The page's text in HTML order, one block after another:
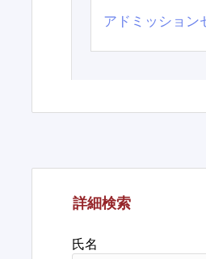
アドミッション
詳細検索
氏名